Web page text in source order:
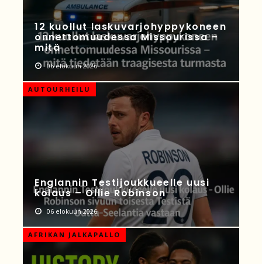
12 kuollut laskuvarjohyppykoneen
onnettomuudessa Missourissa –
mitä
06 elokuun 2026
AUTOURHEILU
Englannin Testijoukkueelle uusi
kolaus – Ollie Robinson
06 elokuun 2026
AFRIKAN JALKAPALLO